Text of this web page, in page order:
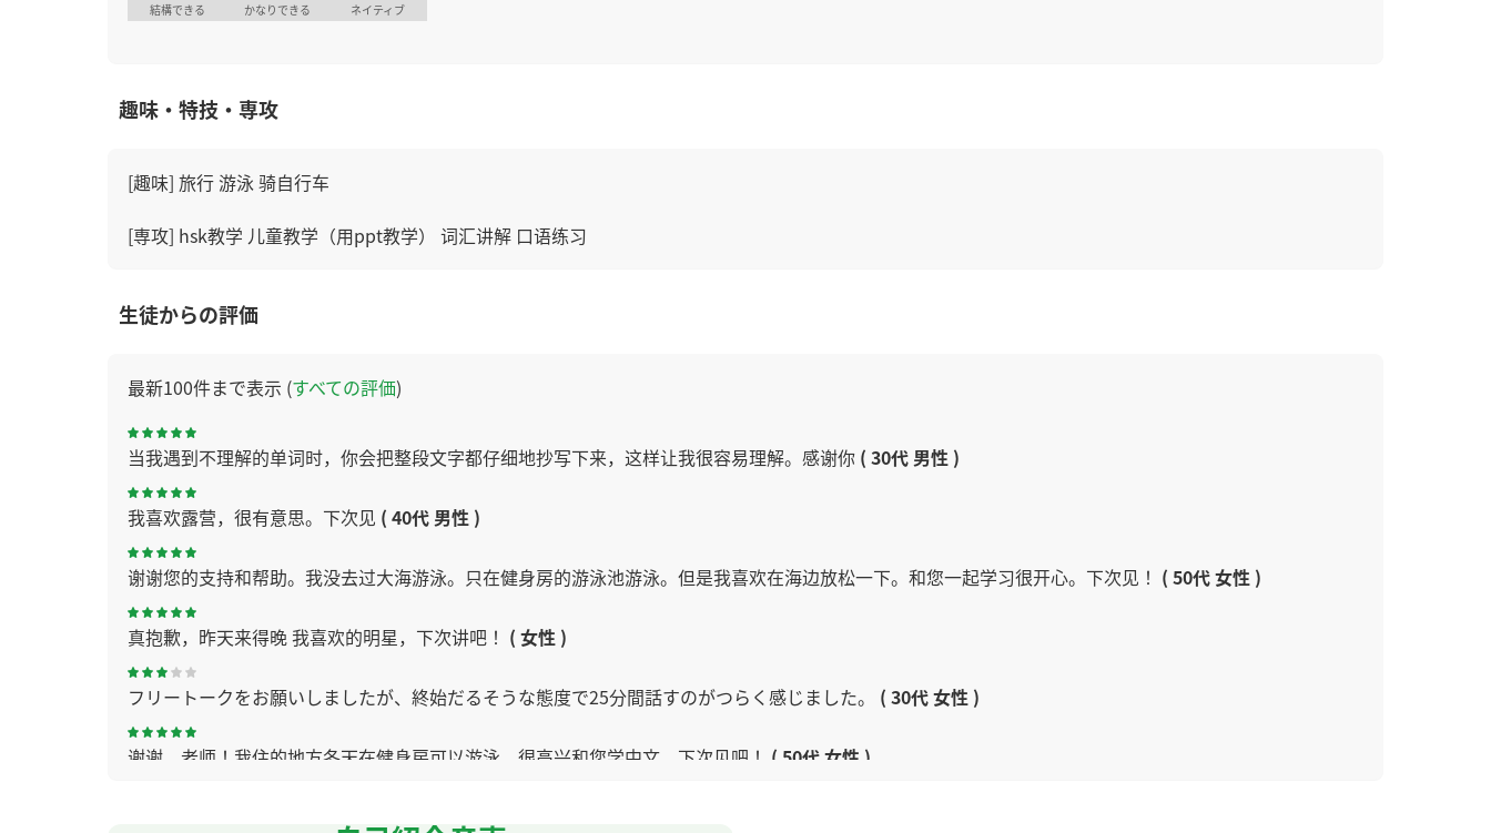
結構できる
かなりできる ネイティブ
趣味・特技・専攻
[趣味] 旅行 游泳 骑自行车
[専攻] hsk教学 儿童教学（用ppt教学） 词汇讲解 口语练习
生徒からの評価
最新100件まで表示 (すべての評価)
当我遇到不理解的单词时，你会把整段文字都仔细地抄写下来，这样让我很容易理解。感谢你 ( 30代 男性 )
我喜欢露营，很有意思。下次见 ( 40代 男性 )
谢谢您的支持和帮助。我没去过大海游泳。只在健身房的游泳池游泳。但是我喜欢在海边放松一下。和您一起学习很开心。下次见！ ( 50代 女性 )
真抱歉，昨天来得晚 我喜欢的明星，下次讲吧！ ( 女性 )
フリートークをお願いしましたが、終始だるそうな態度で25分間話すのがつらく感じました。 ( 30代 女性 )
谢谢，老师！我住的地方冬天在健身房可以游泳。很高兴和您学中文。下次见吧！ ( 50代 女性 )